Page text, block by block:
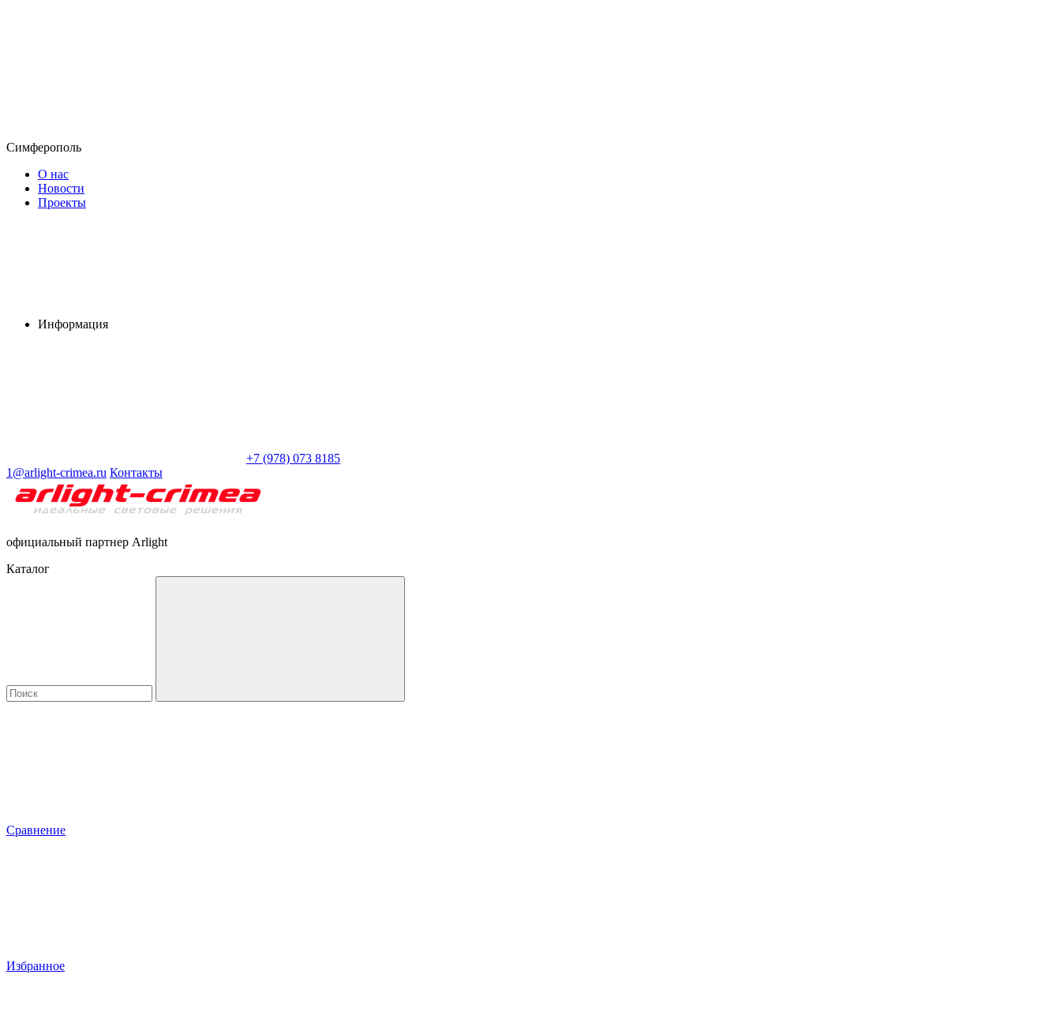
Симферополь
О нас
Новости
Проекты
Информация
+7 (978) 073 8185
1@arlight-crimea.ru Контакты
официальный партнер Arlight
Каталог
Сравнение
Избранное